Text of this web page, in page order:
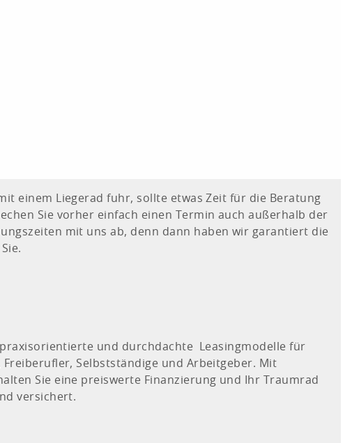
einem Liegerad fuhr, sollte etwas Zeit für die Beratung
Sie vorher einfach einen Termin auch außerhalb der
mit uns ab, denn dann haben wir garantiert die
praxisorientierte und durchdachte Leasingmodelle für
Selbstständige und Arbeitgeber. Mit
Sie eine preiswerte Finanzierung und Ihr Traumrad
versichert.